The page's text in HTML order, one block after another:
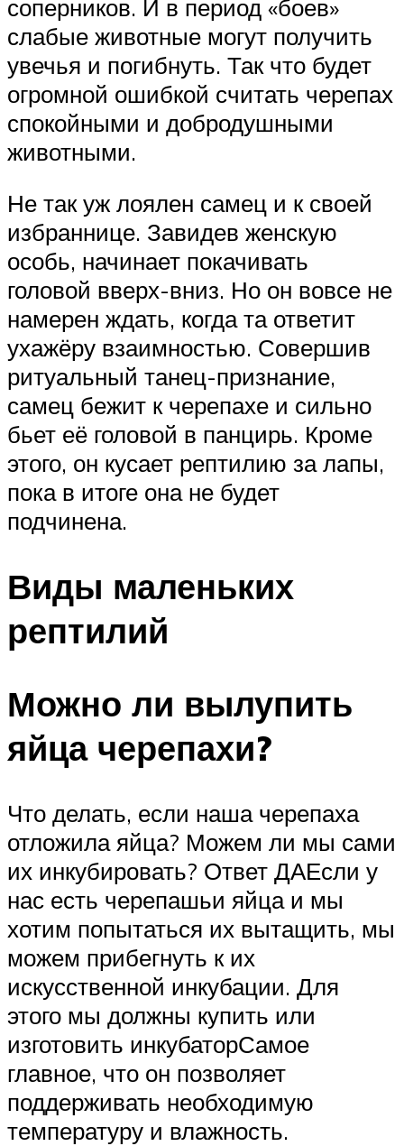
соперников. И в период «боев»
слабые животные могут получить
увечья и погибнуть. Так что будет
огромной ошибкой считать черепах
спокойными и добродушными
животными.
Не так уж лоялен самец и к своей
избраннице. Завидев женскую
особь, начинает покачивать
головой вверх-вниз. Но он вовсе не
намерен ждать, когда та ответит
ухажёру взаимностью. Совершив
ритуальный танец-признание,
самец бежит к черепахе и сильно
бьет её головой в панцирь. Кроме
этого, он кусает рептилию за лапы,
пока в итоге она не будет
подчинена.
Виды маленьких
рептилий
Можно ли вылупить
яйца черепахи?
Что делать, если наша черепаха
отложила яйца? Можем ли мы сами
их инкубировать? Ответ ДАЕсли у
нас есть черепашьи яйца и мы
хотим попытаться их вытащить, мы
можем прибегнуть к их
искусственной инкубации. Для
этого мы должны купить или
изготовить инкубаторСамое
главное, что он позволяет
поддерживать необходимую
температуру и влажность.